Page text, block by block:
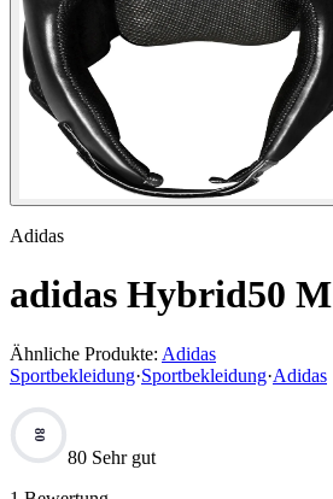
Adidas
adidas Hybrid50 M
Ähnliche Produkte: Adidas
Sportbekleidung·Sportbekleidung·Adidas
80
80 Sehr gut